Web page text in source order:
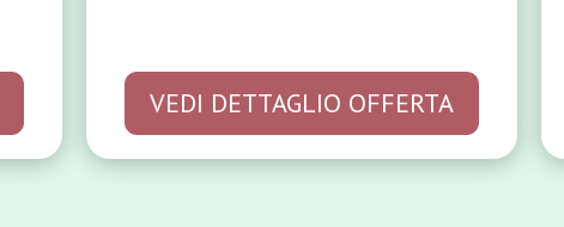
VEDI DETTAGLIO OFFERTA